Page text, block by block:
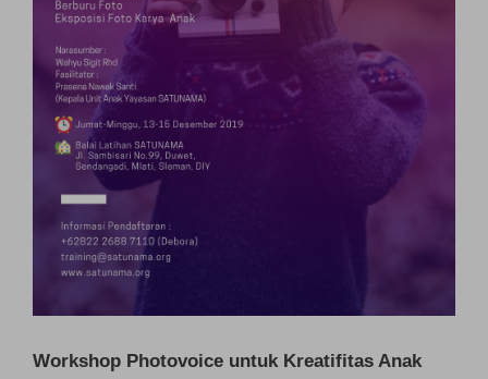
Workshop Photovoice untuk Kreatifitas Anak